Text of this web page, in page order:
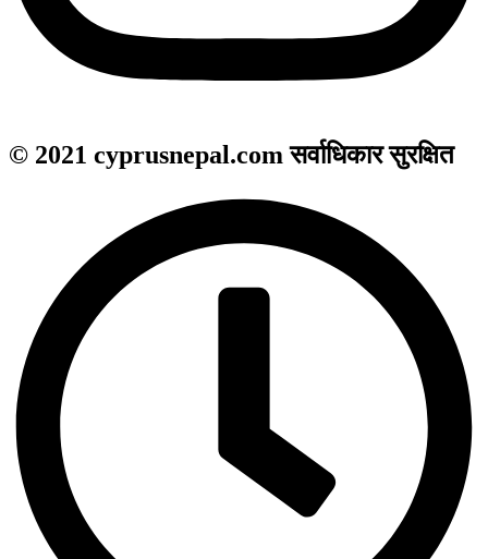
© 2021 cyprusnepal.com सर्वाधिकार सुरक्षित